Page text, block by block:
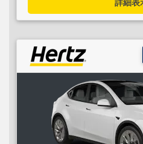
詳細表